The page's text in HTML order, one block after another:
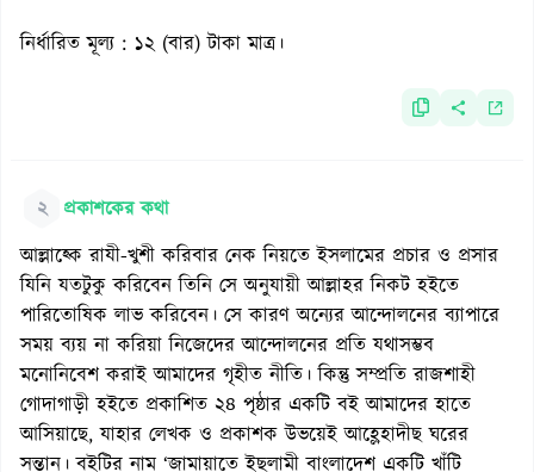
নির্ধারিত মূল্য : ১২ (বার) টাকা মাত্র।
২ প্রকাশকের কথা
আল্লাহ্কে রাযী-খুশী করিবার নেক নিয়তে ইসলামের প্রচার ও প্রসার
যিনি যতটুকু করিবেন তিনি সে অনুযায়ী আল্লাহর নিকট হইতে
পারিতোষিক লাভ করিবেন। সে কারণ অন্যের আন্দোলনের ব্যাপারে
সময় ব্যয় না করিয়া নিজেদের আন্দোলনের প্রতি যথাসম্ভব
মনোনিবেশ করাই আমাদের গৃহীত নীতি। কিন্তু সম্প্রতি রাজশাহী
গোদাগাড়ী হইতে প্রকাশিত ২৪ পৃষ্ঠার একটি বই আমাদের হাতে
আসিয়াছে, যাহার লেখক ও প্রকাশক উভয়েই আহ্লেহাদীছ ঘরের
সন্তান। বইটির নাম ‘জামায়াতে ইছলামী বাংলাদেশ একটি খাঁটি